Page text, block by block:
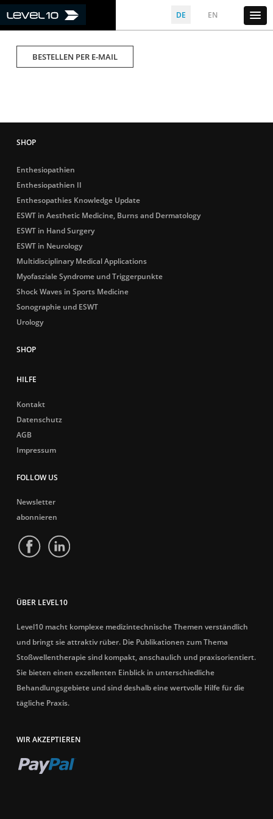
DE EN
BESTELLEN PER E-MAIL
Enthesiopathien
Enthesiopathien II
Enthesopathies Knowledge Update
ESWT in Aesthetic Medicine, Burns and Dermatology
ESWT in Hand Surgery
ESWT in Neurology
Multidisciplinary Medical Applications
Myofasziale Syndrome und Triggerpunkte
Shock Waves in Sports Medicine
Sonographie und ESWT
Urology
HILFE
Kontakt
Datenschutz
AGB
Impressum
FOLLOW US
Newsletter
abonnieren
ÜBER LEVEL10
Level10 macht komplexe medizintechnische Themen verständlich
und bringt sie attraktiv rüber. Die Publikationen zum Thema
Stoßwellentherapie sind kompakt, anschaulich und praxisorientiert.
Sie bieten einen exzellenten Einblick in unterschiedliche
Behandlungsgebiete und sind deshalb eine wertvolle Hilfe für die
tägliche Praxis.
WIR AKZEPTIEREN